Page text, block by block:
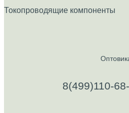
Токопроводящие компоненты
8(499)110-